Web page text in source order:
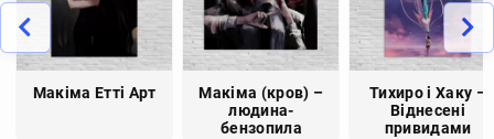
Макіма Етті Арт
Макіма (кров) –
людина-
бензопила
Тихиро і Хаку –
Віднесені
привидами